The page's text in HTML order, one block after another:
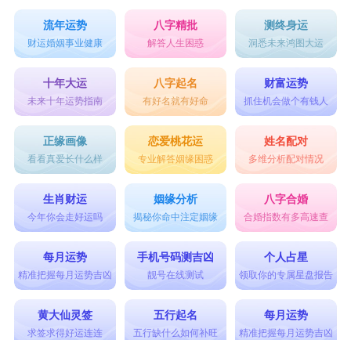
流年运势
财运婚姻事业健康
八字精批
解答人生困惑
测终身运
洞悉未来鸿图大运
十年大运
未来十年运势指南
八字起名
有好名就有好命
财富运势
抓住机会做个有钱人
正缘画像
看看真爱长什么样
恋爱桃花运
专业解答姻缘困惑
姓名配对
多维分析配对情况
生肖财运
今年你会走好运吗
姻缘分析
揭秘你命中注定姻缘
八字合婚
合婚指数有多高速查
每月运势
精准把握每月运势吉凶
手机号码测吉凶
靓号在线测试
个人占星
领取你的专属星盘报告
黄大仙灵签
求签求得好运连连
五行起名
五行缺什么如何补旺
每月运势
精准把握每月运势吉凶